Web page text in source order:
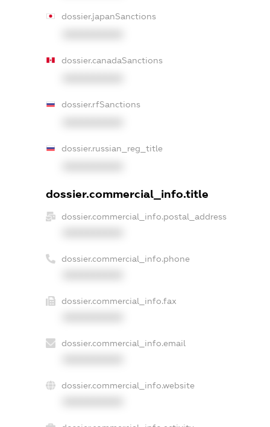
dossier.japanSanctions
dossier.canadaSanctions
dossier.rfSanctions
dossier.russian_reg_title
dossier.commercial_info.title
dossier.commercial_info.postal_address
dossier.commercial_info.phone
dossier.commercial_info.fax
dossier.commercial_info.email
dossier.commercial_info.website